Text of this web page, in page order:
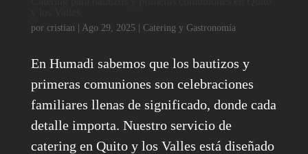
por cristian | Ago 29, 2025| Catering y Gastronomía
En Humadi sabemos que los bautizos y
primeras comuniones son celebraciones
familiares llenas de significado, donde cada
detalle importa. Nuestro servicio de
catering en Quito y los Valles está diseñado